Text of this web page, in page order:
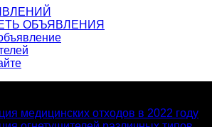
ОБЪЯВЛЕНИЯ
медицинских отходов в 2022 году